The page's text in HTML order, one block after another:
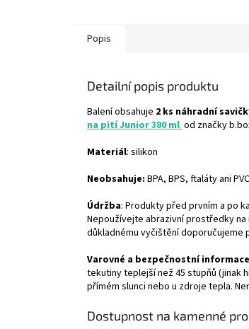
Popis
Detailní popis produktu
Balení obsahuje 2 ks náhradní
na pití Junior 380 mlod značky
Materiál: silikon
Neobsahuje: BPA, BPS, ftaláty ani PVC
Údržba: Produkty před prvním a po
Nepoužívejte abrazivní prostředky
důkladnému vyčištění doporučujeme
Varovné a bezpečnostní informace
tekutiny teplejší než 45 stupňů (jinak
přímém slunci nebo u zdroje tepla.
Dostupnost na kamenné